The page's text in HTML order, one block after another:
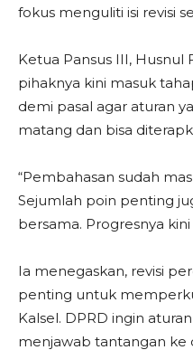
fokus menguliti isi revisi
Ketua Pansus III, Husnul
pihaknya kini masuk
demi pasal agar aturan
matang dan bisa
“Pembahasan sudah
Sejumlah poin penting
bersama. Progresnya
Ia menegaskan, revisi
penting untuk
Kalsel. DPRD ingin
menjawab tantangan ke